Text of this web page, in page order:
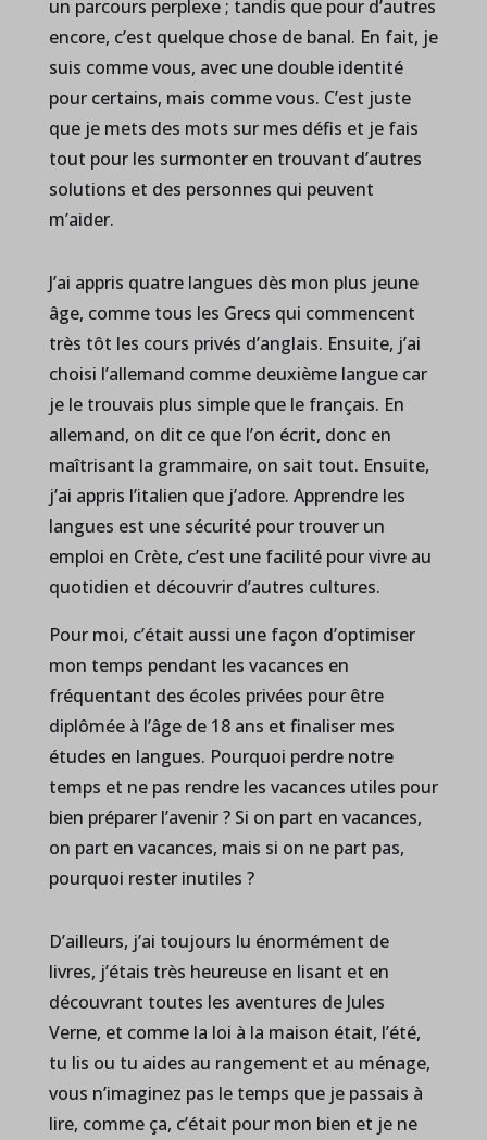
un parcours perplexe ; tandis que pour d’autres
encore, c’est quelque chose de banal. En fait, je
suis comme vous, avec une double identité
pour certains, mais comme vous. C’est juste
que je mets des mots sur mes défis et je fais
tout pour les surmonter en trouvant d’autres
solutions et des personnes qui peuvent
m’aider.
J’ai appris quatre langues dès mon plus jeune
âge, comme tous les Grecs qui commencent
très tôt les cours privés d’anglais. Ensuite, j’ai
choisi l’allemand comme deuxième langue car
je le trouvais plus simple que le français. En
allemand, on dit ce que l’on écrit, donc en
maîtrisant la grammaire, on sait tout. Ensuite,
j’ai appris l’italien que j’adore. Apprendre les
langues est une sécurité pour trouver un
emploi en Crète, c’est une facilité pour vivre au
quotidien et découvrir d’autres cultures.
Pour moi, c’était aussi une façon d’optimiser
mon temps pendant les vacances en
fréquentant des écoles privées pour être
diplômée à l’âge de 18 ans et finaliser mes
études en langues. Pourquoi perdre notre
temps et ne pas rendre les vacances utiles pour
bien préparer l’avenir ? Si on part en vacances,
on part en vacances, mais si on ne part pas,
pourquoi rester inutiles ?
D’ailleurs, j’ai toujours lu énormément de
livres, j’étais très heureuse en lisant et en
découvrant toutes les aventures de Jules
Verne, et comme la loi à la maison était, l’été,
tu lis ou tu aides au rangement et au ménage,
vous n’imaginez pas le temps que je passais à
lire, comme ça, c’était pour mon bien et je ne